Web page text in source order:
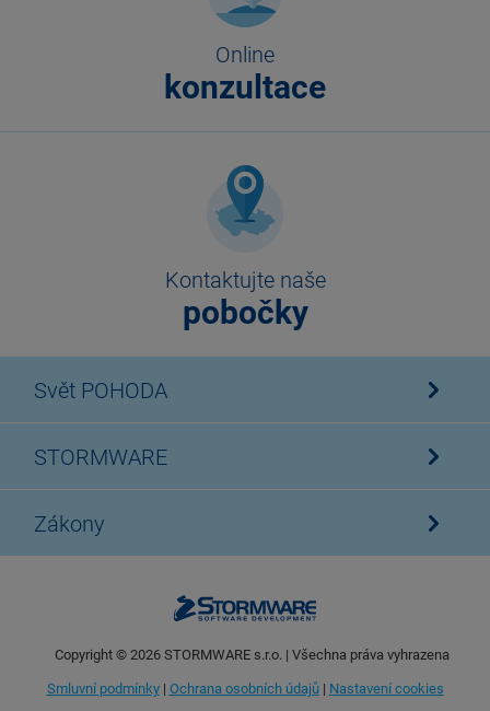
Online
konzultace
Kontaktujte naše
pobočky
Svět POHODA
STORMWARE
Zákony
Copyright © 2026STORMWARE s.r.o. | Všechna práva vyhrazena
Smluvní podmínky| Ochrana osobních údajů| Nastavení cookies